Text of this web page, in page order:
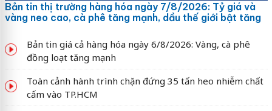
Bản tin thị trường hàng hóa ngày 7/8/2026: Tỷ giá và
vàng neo cao, cà phê tăng mạnh, dầu thế giới bật tăng
Bản tin giá cả hàng hóa ngày 6/8/2026: Vàng, cà phê
đồng loạt tăng mạnh
Toàn cảnh hành trình chặn đứng 35 tấn heo nhiễm chất
cấm vào TP.HCM